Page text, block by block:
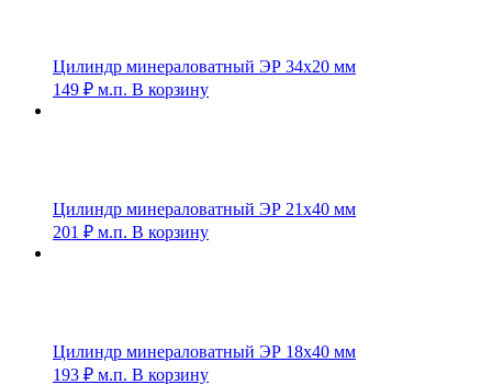
Цилиндр минераловатный ЭР 34х20 мм
149 ₽ м.п. В корзину
Цилиндр минераловатный ЭР 21х40 мм
201 ₽ м.п. В корзину
Цилиндр минераловатный ЭР 18х40 мм
193 ₽ м.п. В корзину